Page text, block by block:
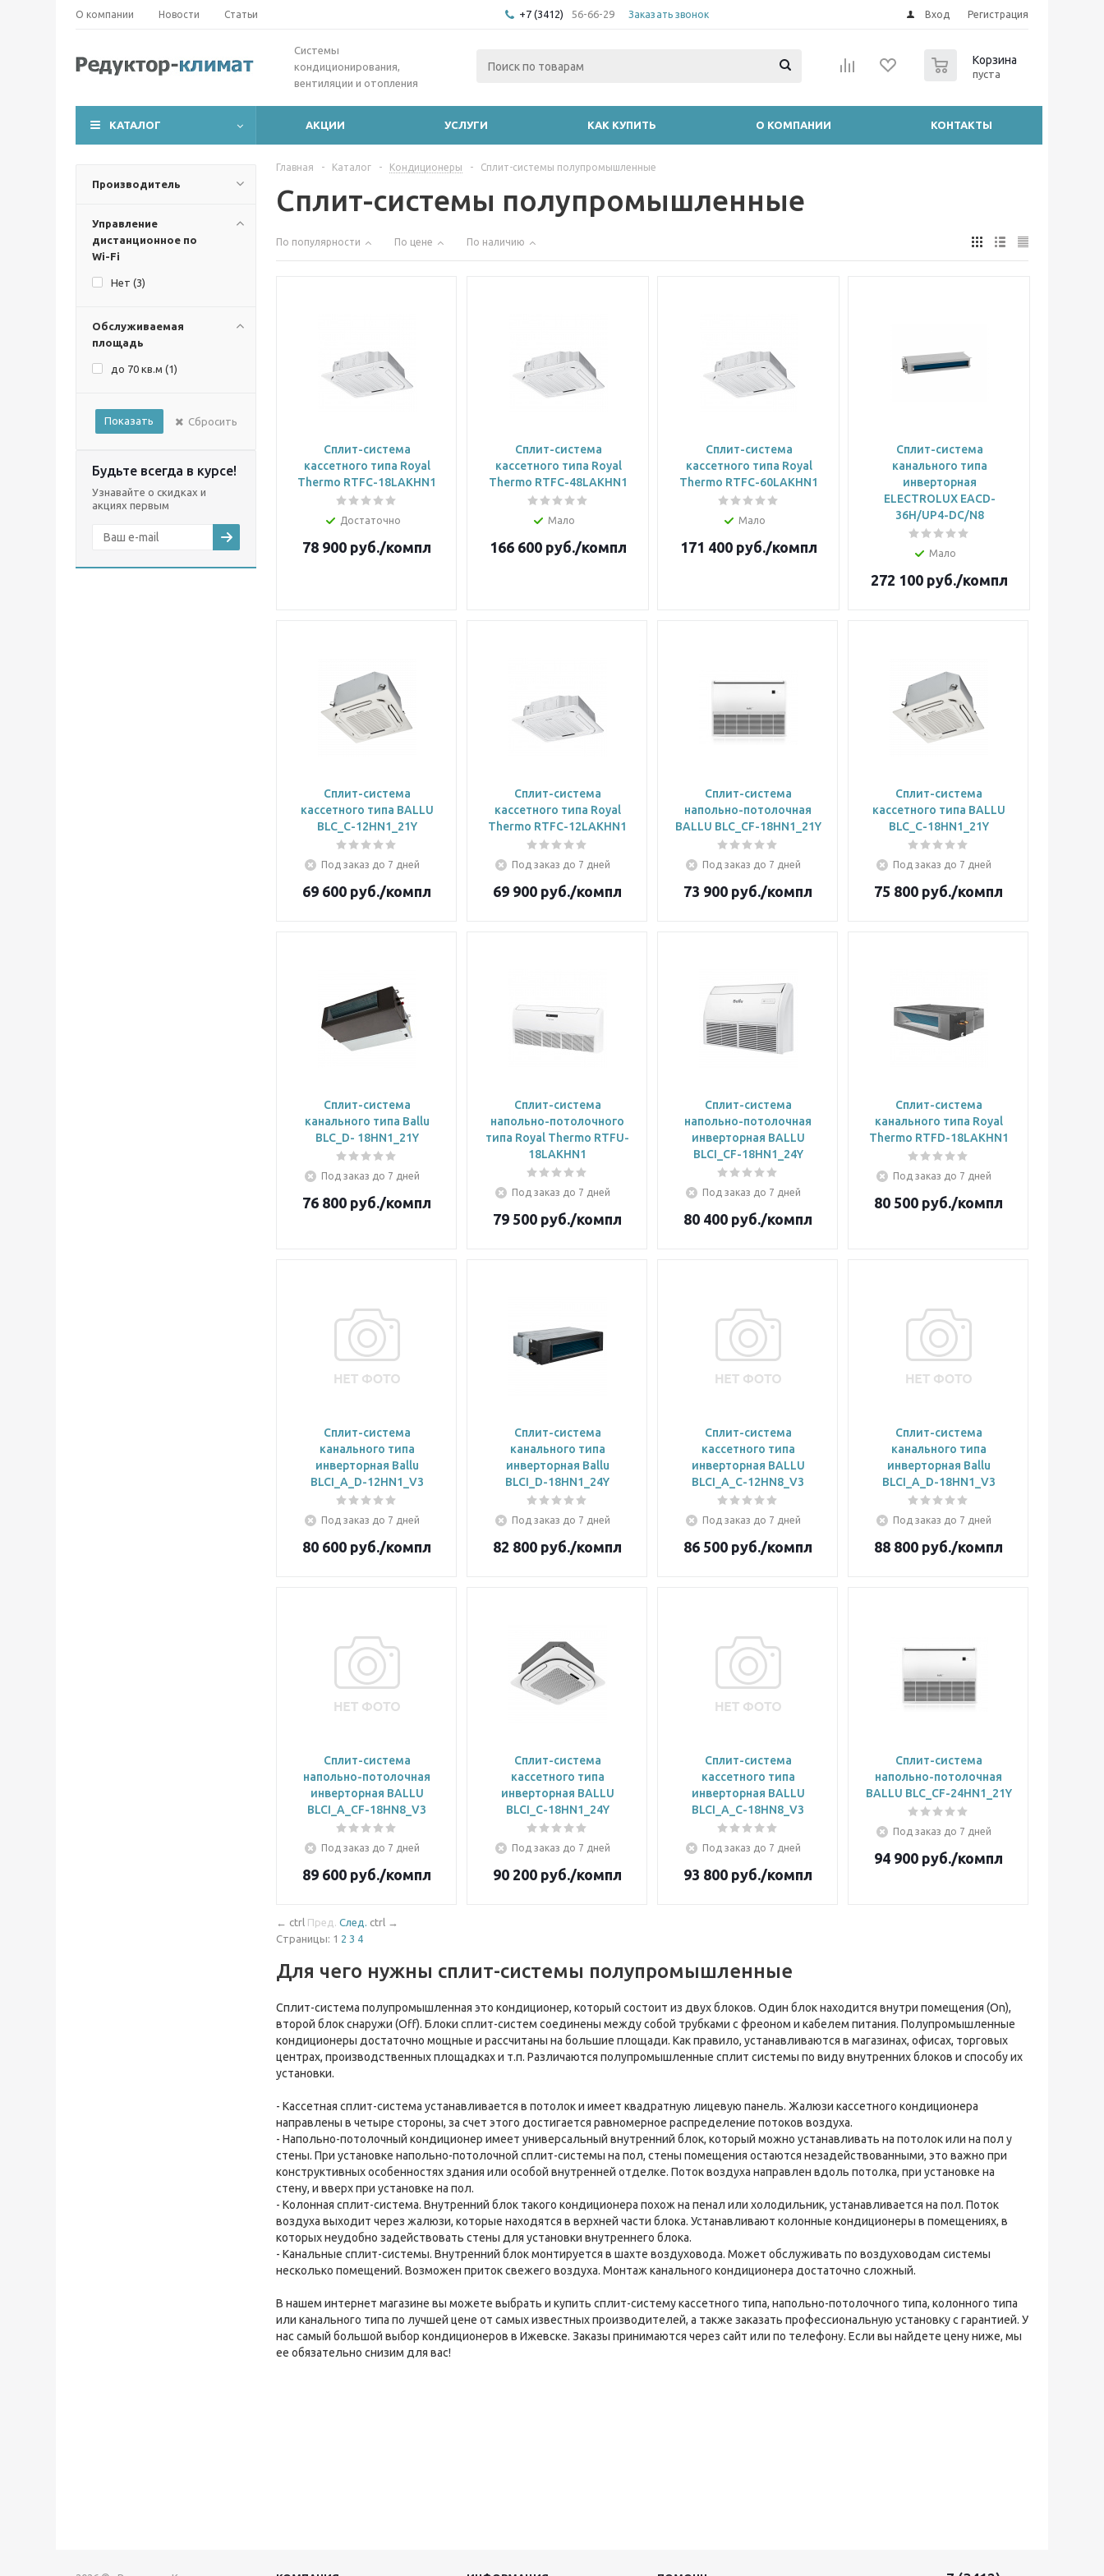
О компании Новости Статьи +7 (3412) 56-66-29 Заказать звонок Вход Регистрация
Cистемы
кондиционирования,
вентиляции и отопления
Корзина
пуста
КАТАЛОГ АКЦИИ УСЛУГИ КАК КУПИТЬ О КОМПАНИИ КОНТАКТЫ
Производитель
Управление
дистанционное по
Wi-Fi
Нет (3)
Обслуживаемая
площадь
до 70 кв.м (1)
Показать Сбросить
Будьте всегда в курсе!
Узнавайте о скидках и
акциях первым
Главная - Каталог - Кондиционеры - Сплит-системы полупромышленные
Сплит-системы полупромышленные
По популярности По цене По наличию
Сплит-система
кассетного типа Royal
Thermo RTFC-18LAKHN1
Достаточно
78 900 руб./компл
Сплит-система
кассетного типа Royal
Thermo RTFC-48LAKHN1
Мало
166 600 руб./компл
Сплит-система
кассетного типа Royal
Thermo RTFC-60LAKHN1
Мало
171 400 руб./компл
Сплит-система
канального типа
инверторная
ELECTROLUX EACD-
36H/UP4-DC/N8
Мало
272 100 руб./компл
Сплит-система
кассетного типа BALLU
BLC_C-12HN1_21Y
Под заказ до 7 дней
69 600 руб./компл
Сплит-система
кассетного типа Royal
Thermo RTFC-12LAKHN1
Под заказ до 7 дней
69 900 руб./компл
Сплит-система
напольно-потолочная
BALLU BLC_CF-18HN1_21Y
Под заказ до 7 дней
73 900 руб./компл
Сплит-система
кассетного типа BALLU
BLC_C-18HN1_21Y
Под заказ до 7 дней
75 800 руб./компл
Сплит-система
канального типа Ballu
BLC_D- 18HN1_21Y
Под заказ до 7 дней
76 800 руб./компл
Сплит-система
напольно-потолочного
типа Royal Thermo RTFU-
18LAKHN1
Под заказ до 7 дней
79 500 руб./компл
Сплит-система
напольно-потолочная
инверторная BALLU
BLCI_CF-18HN1_24Y
Под заказ до 7 дней
80 400 руб./компл
Сплит-система
канального типа Royal
Thermo RTFD-18LAKHN1
Под заказ до 7 дней
80 500 руб./компл
Сплит-система
канального типа
инверторная Ballu
BLCI_A_D-12HN1_V3
Под заказ до 7 дней
80 600 руб./компл
Сплит-система
канального типа
инверторная Ballu
BLCI_D-18HN1_24Y
Под заказ до 7 дней
82 800 руб./компл
Сплит-система
кассетного типа
инверторная BALLU
BLCI_A_C-12HN8_V3
Под заказ до 7 дней
86 500 руб./компл
Сплит-система
канального типа
инверторная Ballu
BLCI_A_D-18HN1_V3
Под заказ до 7 дней
88 800 руб./компл
Сплит-система
напольно-потолочная
инверторная BALLU
BLCI_A_CF-18HN8_V3
Под заказ до 7 дней
89 600 руб./компл
Сплит-система
кассетного типа
инверторная BALLU
BLCI_C-18HN1_24Y
Под заказ до 7 дней
90 200 руб./компл
Сплит-система
кассетного типа
инверторная BALLU
BLCI_A_C-18HN8_V3
Под заказ до 7 дней
93 800 руб./компл
Сплит-система
напольно-потолочная
BALLU BLC_CF-24HN1_21Y
Под заказ до 7 дней
94 900 руб./компл
← ctrl Пред. След. ctrl →
Страницы: 1 2 3 4
Для чего нужны сплит-системы полупромышленные
Сплит-система полупромышленная это кондиционер, который состоит из двух блоков. Один блок находится внутри помещения (On),
второй блок снаружи (Off). Блоки сплит-систем соединены между собой трубками с фреоном и кабелем питания. Полупромышленные
кондиционеры достаточно мощные и рассчитаны на большие площади. Как правило, устанавливаются в магазинах, офисах, торговых
центрах, производственных площадках и т.п. Различаются полупромышленные сплит системы по виду внутренних блоков и способу их
установки.
- Кассетная сплит-система устанавливается в потолок и имеет квадратную лицевую панель. Жалюзи кассетного кондиционера
направлены в четыре стороны, за счет этого достигается равномерное распределение потоков воздуха.
- Напольно-потолочный кондиционер имеет универсальный внутренний блок, который можно устанавливать на потолок или на пол у
стены. При установке напольно-потолочной сплит-системы на пол, стены помещения остаются незадействованными, это важно при
конструктивных особенностях здания или особой внутренней отделке. Поток воздуха направлен вдоль потолка, при установке на
стену, и вверх при установке на пол.
- Колонная сплит-система. Внутренний блок такого кондиционера похож на пенал или холодильник, устанавливается на пол. Поток
воздуха выходит через жалюзи, которые находятся в верхней части блока. Устанавливают колонные кондиционеры в помещениях, в
которых неудобно задействовать стены для установки внутреннего блока.
- Канальные сплит-системы. Внутренний блок монтируется в шахте воздуховода. Может обслуживать по воздуховодам системы
несколько помещений. Возможен приток свежего воздуха. Монтаж канального кондиционера достаточно сложный.
В нашем интернет магазине вы можете выбрать и купить сплит-систему кассетного типа, напольно-потолочного типа, колонного типа
или канального типа по лучшей цене от самых известных производителей, а также заказать профессиональную установку с гарантией. У
нас самый большой выбор кондиционеров в Ижевске. Заказы принимаются через сайт или по телефону. Если вы найдете цену ниже, мы
ее обязательно снизим для вас!